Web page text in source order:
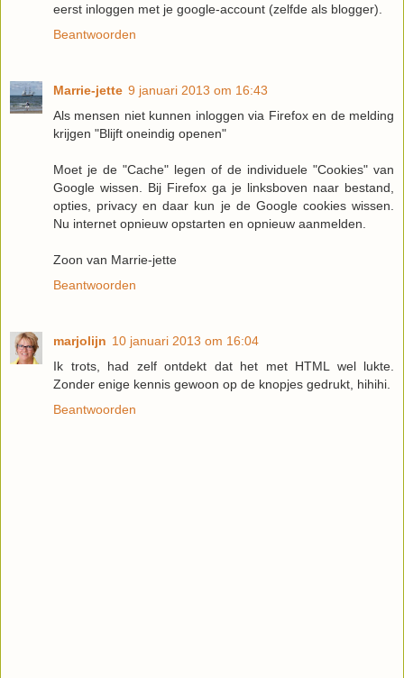
eerst inloggen met je google-account (zelfde als blogger).
Beantwoorden
Marrie-jette 9 januari 2013 om 16:43
Als mensen niet kunnen inloggen via Firefox en de melding
krijgen "Blijft oneindig openen"
Moet je de "Cache" legen of de individuele "Cookies" van
Google wissen. Bij Firefox ga je linksboven naar bestand,
opties, privacy en daar kun je de Google cookies wissen.
Nu internet opnieuw opstarten en opnieuw aanmelden.
Zoon van Marrie-jette
Beantwoorden
marjolijn 10 januari 2013 om 16:04
Ik trots, had zelf ontdekt dat het met HTML wel lukte.
Zonder enige kennis gewoon op de knopjes gedrukt, hihihi.
Beantwoorden